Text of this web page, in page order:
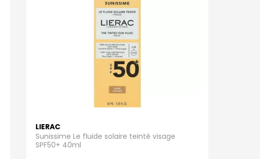
LIERAC
Sunissime Le fluide solaire teinté visage
SPF50+ 40ml